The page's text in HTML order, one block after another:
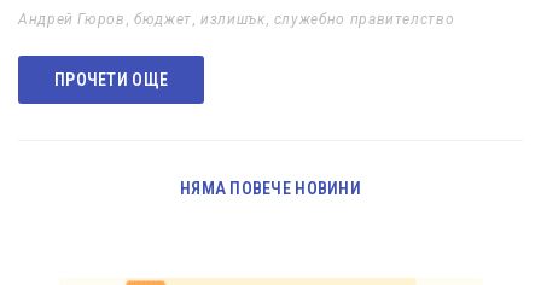
Андрей Гюров , бюджет,излишък, служебно правителство
ПРОЧЕТИ ОЩЕ
НЯМА ПОВЕЧЕ НОВИНИ